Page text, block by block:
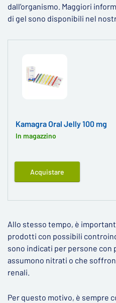
dall’organismo. Maggiori
di gel sono disponibili nel
Kamagra Oral Jelly 100 mg
In magazzino
Acquistare
Allo stesso tempo, è
prodotti con possibili
sono indicati per persone con
assumono nitrati o che
renali.
Per questo motivo, è sempre